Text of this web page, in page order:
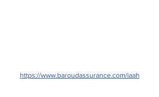
https://www.baroudassurance.com/iaah